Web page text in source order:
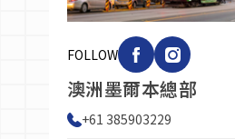
FOLLOW
澳洲墨爾本總部
+61 385903229